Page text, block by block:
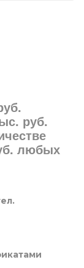
руб.
любых